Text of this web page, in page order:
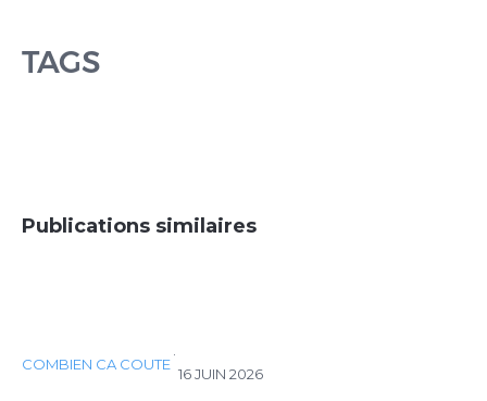
TAGS
Publications similaires
COMBIEN CA COUTE
·
16 JUIN 2026